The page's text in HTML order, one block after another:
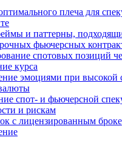
плеча для
и паттерны,
фьючерсных
спотовых позиций
курса
эмоциями при высокой
спот- и фьючерсной
и рискам
с лицензированным